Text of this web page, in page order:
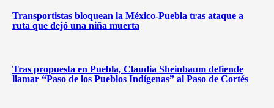
Transportistas bloquean la México-Puebla tras ataque a
ruta que dejó una niña muerta
Tras propuesta en Puebla, Claudia Sheinbaum defiende
llamar “Paso de los Pueblos Indígenas” al Paso de Cortés